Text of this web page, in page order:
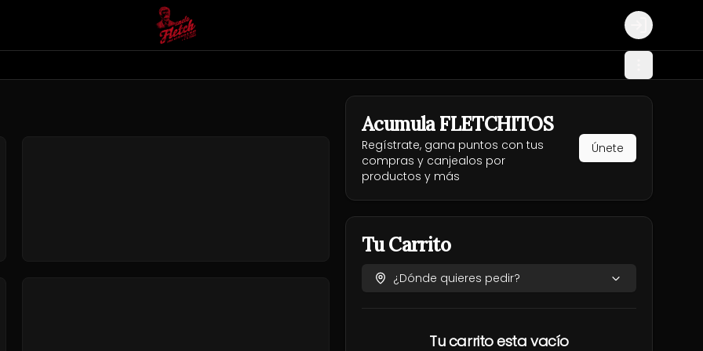
Login
AcumulaFLETCHITOS
Regístrate, gana puntos con tus
compras y canjealos por
productos y más
Únete
Tu Carrito
¿Dónde quieres pedir?
Tu carrito esta vacío